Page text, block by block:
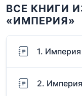
ВСЕ КНИГИ
«ИМПЕРИЯ»
1. Империя
2.